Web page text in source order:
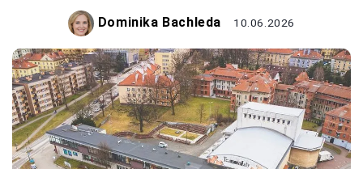
Dominika Bachleda 10.06.2026